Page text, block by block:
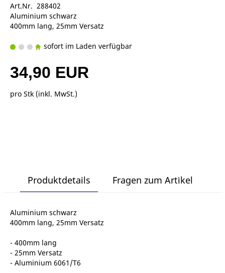
Art.Nr. 288402
Aluminium schwarz
400mm lang, 25mm Versatz
sofort im Laden verfügbar
34,90 EUR
pro Stk (inkl. MwSt.)
Produktdetails Fragen zum Artikel
Aluminium schwarz
400mm lang, 25mm Versatz
- 400mm lang
- 25mm Versatz
- Aluminium 6061/T6